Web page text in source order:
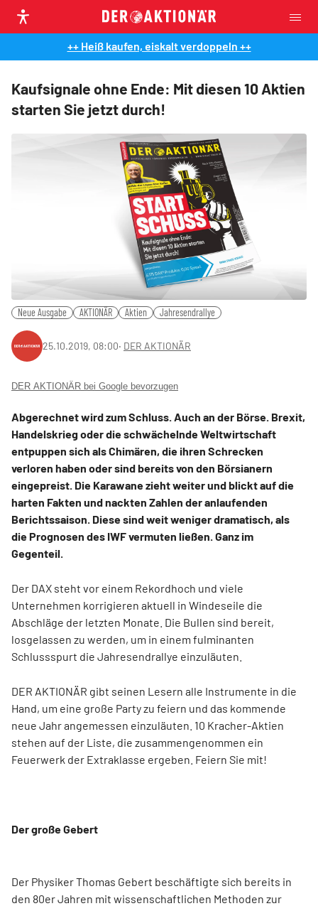
++ Heiß kaufen, eiskalt verdoppeln ++
Kaufsignale ohne Ende: Mit diesen 10 Aktien
starten Sie jetzt durch!
Neue Ausgabe AKTIONÄR Aktien Jahresendrallye
25.10.2019, 08:00‧ DER AKTIONÄR
DER AKTIONÄR bei Google bevorzugen
Abgerechnet wird zum Schluss. Auch an der Börse. Brexit,
Handelskrieg oder die schwächelnde Weltwirtschaft
entpuppen sich als Chimären, die ihren Schrecken
verloren haben oder sind bereits von den Börsianern
eingepreist. Die Karawane zieht weiter und blickt auf die
harten Fakten und nackten Zahlen der anlaufenden
Berichtssaison. Diese sind weit weniger dramatisch, als
die Prognosen des IWF vermuten ließen. Ganz im
Gegenteil.
Der DAX steht vor einem Rekordhoch und viele
Unternehmen korrigieren aktuell in Windeseile die
Abschläge der letzten Monate. Die Bullen sind bereit,
losgelassen zu werden, um in einem fulminanten
Schlussspurt die Jahresendrallye einzuläuten.
DER AKTIONÄR gibt seinen Lesern alle Instrumente in die
Hand, um eine große Party zu feiern und das kommende
neue Jahr angemessen einzuläuten. 10 Kracher-Aktien
stehen auf der Liste, die zusammengenommen ein
Feuerwerk der Extraklasse ergeben. Feiern Sie mit!
Der große Gebert
Der Physiker Thomas Gebert beschäftigte sich bereits in
den 80er Jahren mit wissenschaftlichen Methoden zur